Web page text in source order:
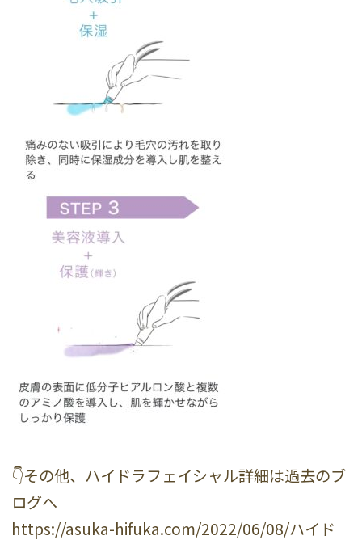
👇その他、ハイドラフェイシャル詳細は過去のブ
ログへ
https://asuka-hifuka.com/2022/06/08/ハイド